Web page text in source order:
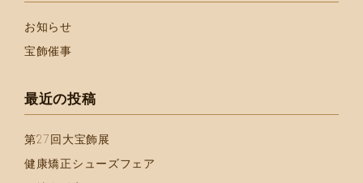
お知らせ
宝飾催事
最近の投稿
第27回大宝飾展
健康矯正シューズフェア